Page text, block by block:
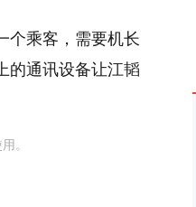
个乘客，需要机长
的通讯设备让江韬
。